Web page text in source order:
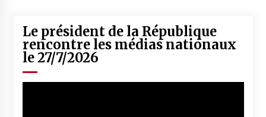
Le président de la République
rencontre les médias nationaux
le 27/7/2026